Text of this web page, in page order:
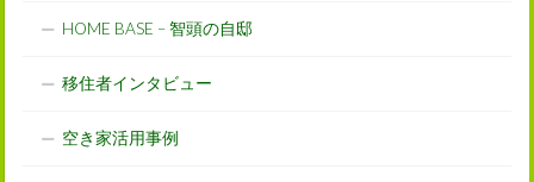
HOME BASE – 智頭の自邸
移住者インタビュー
空き家活用事例